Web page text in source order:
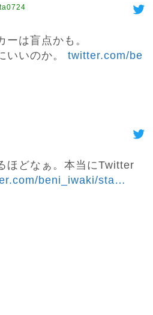
ーは盲点かも。
いいのか。 twitter.com/be
ほどなぁ。本当にTwitter
beni_iwaki/sta…